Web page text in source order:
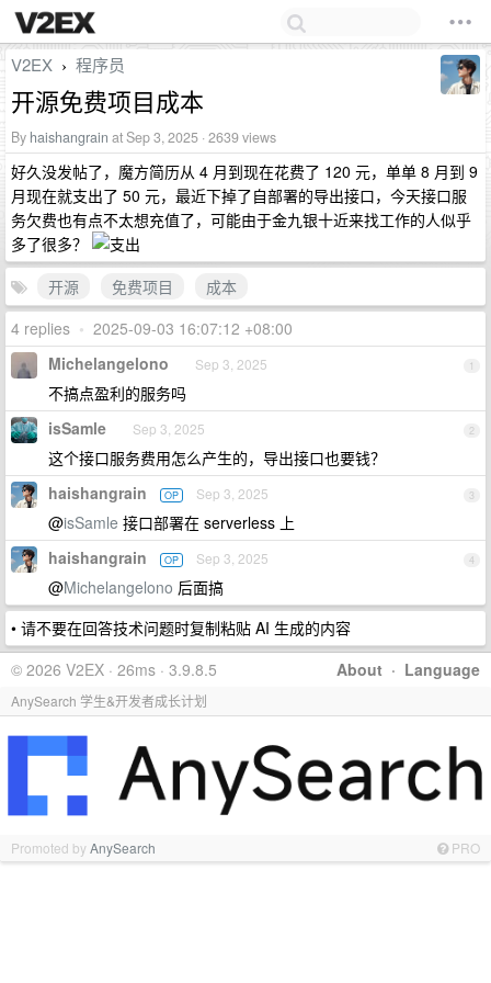
V2EX › 程序员
开源免费项目成本
By haishangrain at Sep 3, 2025 · 2639 views
好久没发帖了，魔方简历从 4 月到现在花费了 120 元，单单 8 月到 9
月现在就支出了 50 元，最近下掉了自部署的导出接口，今天接口服
务欠费也有点不太想充值了，可能由于金九银十近来找工作的人似乎
多了很多？
开源
免费项目
成本
4 replies • 2025-09-03 16:07:12 +08:00
1
Michelangelono Sep 3, 2025
不搞点盈利的服务吗
2
isSamle Sep 3, 2025
这个接口服务费用怎么产生的，导出接口也要钱？
3
haishangrain OP Sep 3, 2025
@isSamle 接口部署在 serverless 上
4
haishangrain OP Sep 3, 2025
@Michelangelono 后面搞
• 请不要在回答技术问题时复制粘贴 AI 生成的内容
About · Language
© 2026 V2EX · 26ms · 3.9.8.5
AnySearch 学生&开发者成长计划
Promoted byAnySearch PRO